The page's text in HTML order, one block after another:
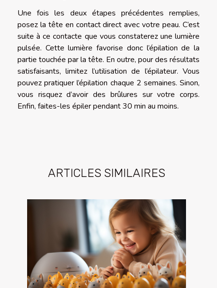
Une fois les deux étapes précédentes remplies,
posez la tête en contact direct avec votre peau. C’est
suite à ce contacte que vous constaterez une lumière
pulsée. Cette lumière favorise donc l’épilation de la
partie touchée par la tête. En outre, pour des résultats
satisfaisants, limitez l’utilisation de l’épilateur. Vous
pouvez pratiquer l’épilation chaque 2 semaines. Sinon,
vous risquez d’avoir des brûlures sur votre corps.
Enfin, faites-les épiler pendant 30 min au moins.
ARTICLES SIMILAIRES